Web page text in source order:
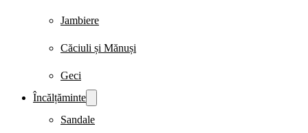
Jambiere
Căciuli și Mănuși
Geci
Încălțăminte
Sandale